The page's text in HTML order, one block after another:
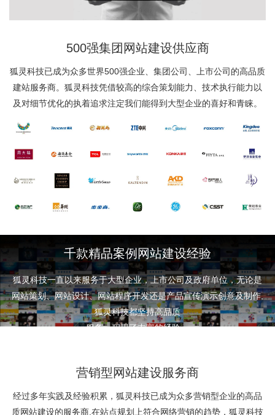
500强集团网站建设供应商
狐灵科技已成为众多世界500强企业、集团公司、上市公司的高品质
建站服务商。狐灵科技凭借较高的综合策划能力、技术执行能力以
及对细节优化的执着追求注定我们能得到大型企业的喜好和青睐。
千款精品案例网站建设经验
狐灵科技一直以来服务于大型企业，上市公司及政府单位，无论是
网站策划、网站设计、网站程序开发还是产品宣传演示创意及制作,
狐灵科技都坚持高品质
服务，积累了丰富的经验。
营销型网站建设服务商
经过多年实践及经验积累，狐灵科技已成为众多营销型企业的高品
质网站建设的服务商,在站点规划上符合网络营销的趋势，狐灵科技